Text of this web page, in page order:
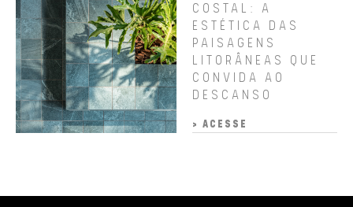
COSTAL: A
ESTÉTICA DAS
PAISAGENS
LITORÂNEAS QUE
CONVIDA AO
DESCANSO
> ACESSE